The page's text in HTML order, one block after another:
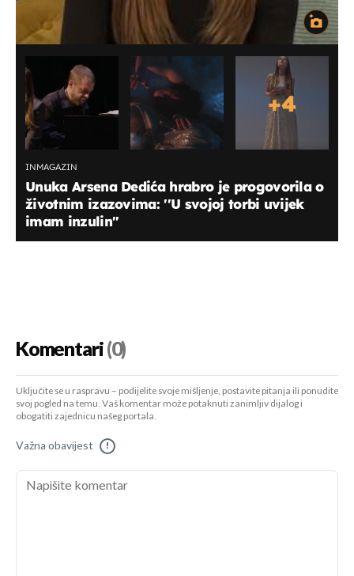
+4
INMAGAZIN
Unuka Arsena Dedića hrabro je progovorila o
životnim izazovima: ''U svojoj torbi uvijek
imam inzulin"
Komentari(0)
Uključite se u raspravu – podijelite svoje mišljenje, postavite pitanja ili ponudite
svoj pogled na temu. Vaš komentar može potaknuti zanimljiv dijalog i
obogatiti zajednicu našeg portala.
Važna obavijest !